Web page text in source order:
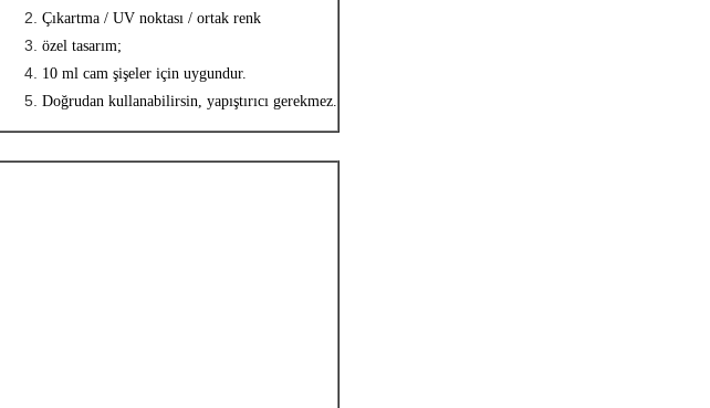
Çıkartma / UV noktası / ortak renk
özel tasarım;
10 ml cam şişeler için uygundur.
Doğrudan kullanabilirsin, yapıştırıcı gerekmez.